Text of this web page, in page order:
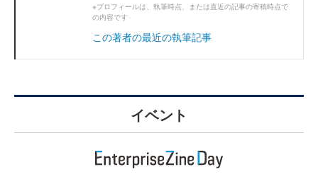
※プロフィールは、執筆時点、または直近の記事の寄稿時点で
の内容です
この著者の最近の執筆記事
イベント